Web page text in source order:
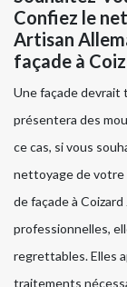
Confiez le
Artisan
façade à
Une façade devrait
présentera des
ce cas, si vous
nettoyage de votre
de façade à
professionnelles,
regrettables. Elles
traitements